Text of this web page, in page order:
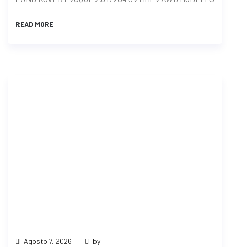
READ MORE
Agosto 7, 2026 by